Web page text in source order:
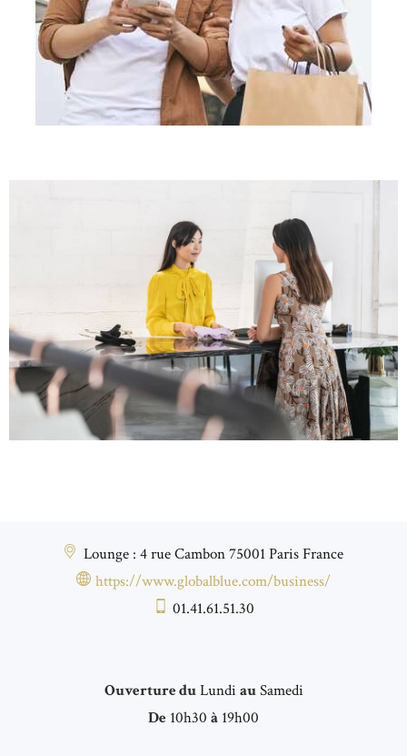
Lounge : 4 rue Cambon 75001 Paris France
https://www.globalblue.com/business/
01.41.61.51.30
Ouverture du Lundi auSamedi
De 10h30 à 19h00